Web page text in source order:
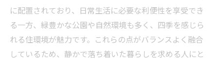
に配置されており、日常生活に必要な利便性を享受でき
る一方、緑豊かな公園や自然環境も多く、四季を感じら
れる住環境が魅力です。これらの点がバランスよく融合
しているため、静かで落ち着いた暮らしを求める人にと